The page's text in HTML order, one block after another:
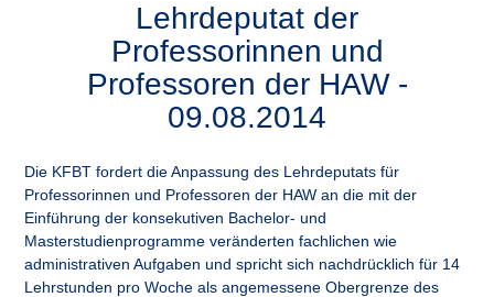
Lehrdeputat der
Professorinnen und
Professoren der HAW -
09.08.2014
Die KFBT fordert die Anpassung des Lehrdeputats für
Professorinnen und Professoren der HAW an die mit der
Einführung der konsekutiven Bachelor- und
Masterstudienprogramme veränderten fachlichen wie
administrativen Aufgaben und spricht sich nachdrücklich für 14
Lehrstunden pro Woche als angemessene Obergrenze des